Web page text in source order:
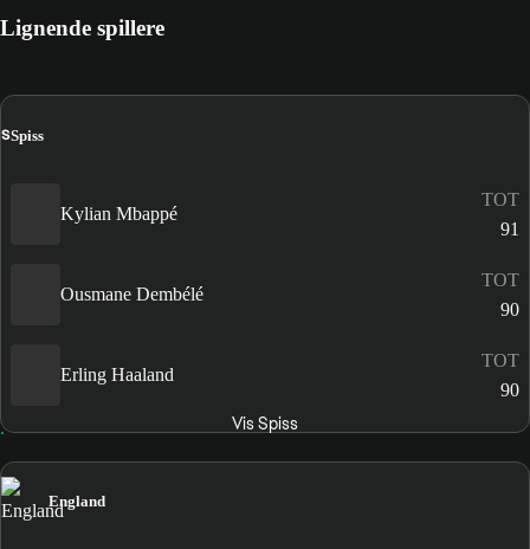
Lignende spillere
SSpiss
Kylian Mbappé
TOT
91
Ousmane Dembélé
TOT
90
Erling Haaland
TOT
90
Vis Spiss
England